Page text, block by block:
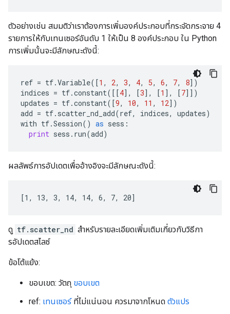
ตัวอย่างเช่น สมมติว่าเราต้องการเพิ่มองค์ประกอบที่กระจัดกระจาย 4
รายการให้กับเทนเซอร์อันดับ 1 ให้เป็น 8 องค์ประกอบ ใน Python
การเพิ่มนั้นจะมีลักษณะดังนี้:
ref = tf.Variable([1 , 2, 3, 4, 5, 6, 7, 8])
indices = tf.constant([[4], [3], [1 ], [7]])
updates = tf.constant([9, 10, 11 , 12])
add = tf. scatter_nd_add(ref, indices, updates)
with tf.Session() as sess :
print sess . run(add)
ผลลัพธ์การอัปเดตเพื่ออ้างอิงจะมีลักษณะดังนี้:
[1, 13, 3, 14, 14, 6, 7, 20]
ดู tf.scatter_nd สำหรับรายละเอียดเพิ่มเติมเกี่ยวกับวิธีกา
รอัปเดตสไลซ์
ข้อโต้แย้ง:
ขอบเขต: วัตถุ ขอบเขต
ref: เทนเซอร์ที่ไม่แน่นอน ควรมาจากโหนด ตัวแปร